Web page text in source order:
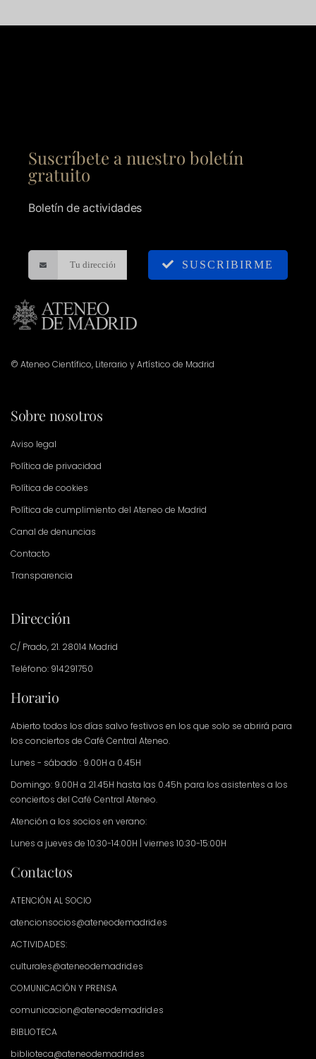
Suscríbete a nuestro boletín
gratuito
Boletín de actividades
SUSCRIBIRME
© Ateneo Científico, Literario y Artístico de Madrid
Sobre nosotros
Aviso legal
Política de privacidad
Política de cookies
Política de cumplimiento del Ateneo de Madrid
Canal de denuncias
Contacto
Transparencia
Dirección
C/ Prado, 21. 28014 Madrid
Teléfono: 914291750
Horario
Abierto todos los días salvo festivos en los que solo se abrirá para
los conciertos de Café Central Ateneo.
Lunes - sábado : 9.00H a 0.45H
Domingo: 9.00H a 21.45H hasta las 0.45h para los asistentes a los
conciertos del Café Central Ateneo.
Atención a los socios en verano:
Lunes a jueves de 10:30-14:00H | viernes 10:30-15:00H
Contactos
ATENCIÓN AL SOCIO
atencionsocios@ateneodemadrid.es
ACTIVIDADES:
culturales@ateneodemadrid.es
COMUNICACIÓN Y PRENSA
comunicacion@ateneodemadrid.es
BIBLIOTECA
biblioteca@ateneodemadrid.es